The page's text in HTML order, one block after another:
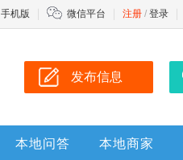
注册 / 登录
手机版 微信平台
发布信息
本地问答 本地商家